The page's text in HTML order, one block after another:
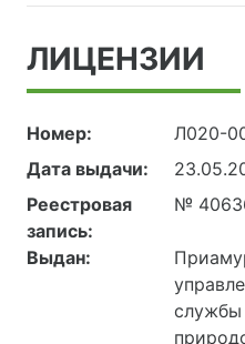
ЛИЦЕНЗИИ
Номер:
Л020-
Дата выдачи:
Реестровая
запись:
№
Выдан:
службы